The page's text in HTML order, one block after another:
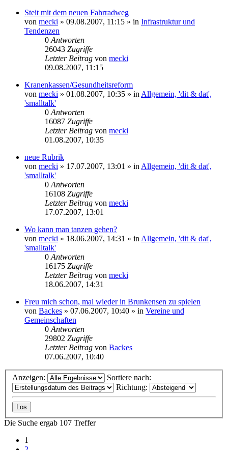
Steit mit dem neuen Fahrradweg
von mecki » 09.08.2007, 11:15 » in Infrastruktur und
Tendenzen
0 Antworten
26043 Zugriffe
Letzter Beitrag von mecki
09.08.2007, 11:15
Kranenkassen/Gesundheitsreform
von mecki » 01.08.2007, 10:35 » in Allgemein, 'dit & dat',
'smalltalk'
0 Antworten
16087 Zugriffe
Letzter Beitrag von mecki
01.08.2007, 10:35
neue Rubrik
von mecki » 17.07.2007, 13:01 » in Allgemein, 'dit & dat',
'smalltalk'
0 Antworten
16108 Zugriffe
Letzter Beitrag von mecki
17.07.2007, 13:01
Wo kann man tanzen gehen?
von mecki » 18.06.2007, 14:31 » in Allgemein, 'dit & dat',
'smalltalk'
0 Antworten
16175 Zugriffe
Letzter Beitrag von mecki
18.06.2007, 14:31
Freu mich schon, mal wieder in Brunkensen zu spielen
von Backes » 07.06.2007, 10:40 » in Vereine und
Gemeinschaften
0 Antworten
29802 Zugriffe
Letzter Beitrag von Backes
07.06.2007, 10:40
Anzeigen:
Sortiere nach:
Richtung:
Die Suche ergab 107 Treffer
1